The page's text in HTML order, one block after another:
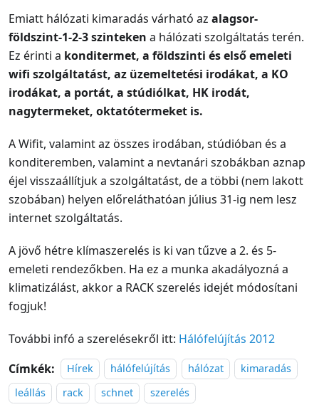
Emiatt hálózati kimaradás várható az alagsor-
földszint-1-2-3 szinteken a hálózati szolgáltatás terén.
Ez érinti a konditermet, a földszinti és első emeleti
wifi szolgáltatást, az üzemeltetési irodákat, a KO
irodákat, a portát, a stúdiólkat, HK irodát,
nagytermeket, oktatótermeket is.
A Wifit, valamint az összes irodában, stúdióban és a
konditeremben, valamint a nevtanári szobákban aznap
éjel visszaállítjuk a szolgáltatást, de a többi (nem lakott
szobában) helyen előreláthatóan július 31-ig nem lesz
internet szolgáltatás.
A jövő hétre klímaszerelés is ki van tűzve a 2. és 5-
emeleti rendezőkben. Ha ez a munka akadályozná a
klimatizálást, akkor a RACK szerelés idejét módosítani
fogjuk!
További infó a szerelésekről itt: Hálófelújítás 2012
Címkék:
Hírek hálófelújítás hálózat
kimaradás
leállás
rack schnet szerelés